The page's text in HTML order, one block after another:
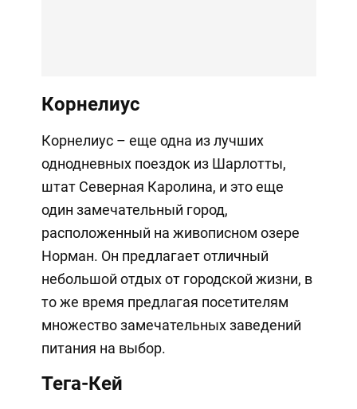
Корнелиус
Корнелиус – еще одна из лучших
однодневных поездок из Шарлотты,
штат Северная Каролина, и это еще
один замечательный город,
расположенный на живописном озере
Норман. Он предлагает отличный
небольшой отдых от городской жизни, в
то же время предлагая посетителям
множество замечательных заведений
питания на выбор.
Тега-Кей